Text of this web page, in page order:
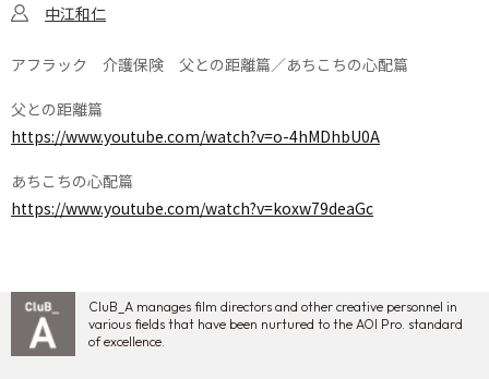
中江和仁
アフラック 介護保険 父との距離篇／あちこちの心配篇
父との距離篇
https://www.youtube.com/watch?v=o-4hMDhbU0A
あちこちの心配篇
https://www.youtube.com/watch?v=koxw79deaGc
CluB_A manages film directors and other creative personnel in
various fields that have been nurtured to the AOI Pro. standard
of excellence.